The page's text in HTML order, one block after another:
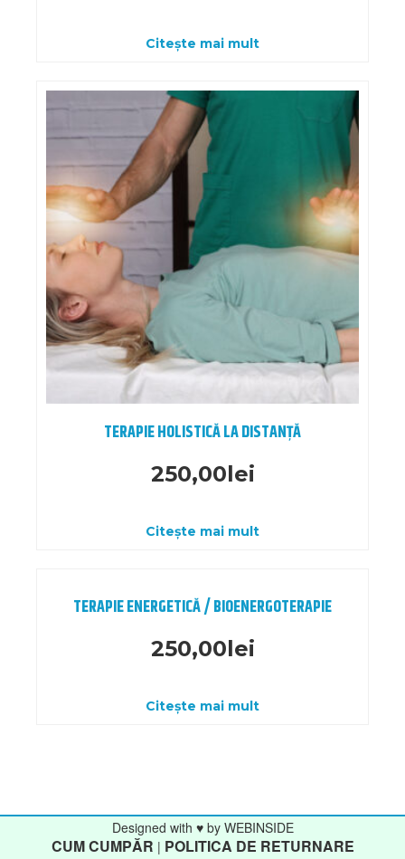
Citește mai mult
TERAPIE HOLISTICĂ LA DISTANȚĂ
250,00lei
Citește mai mult
TERAPIE ENERGETICĂ / BIOENERGOTERAPIE
250,00lei
Citește mai mult
Designed with ♥ by WEBINSIDE
CUM CUMPĂR | POLITICA DE RETURNARE